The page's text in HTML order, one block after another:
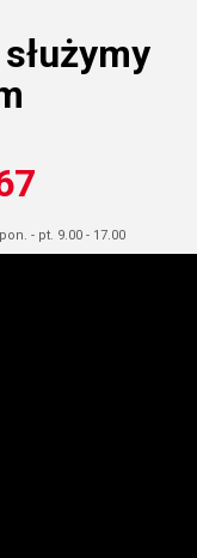
- pt. 9.00 - 17.00